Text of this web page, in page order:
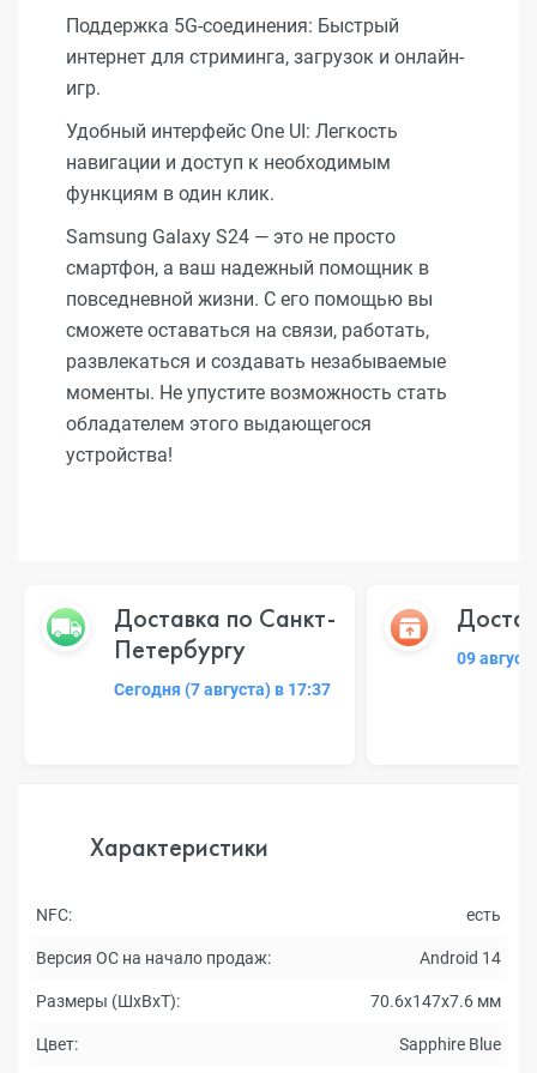
Поддержка 5G-соединения: Быстрый
интернет для стриминга, загрузок и онлайн-
игр.
Удобный интерфейс One UI: Легкость
навигации и доступ к необходимым
функциям в один клик.
Samsung Galaxy S24 — это не просто
смартфон, а ваш надежный помощник в
повседневной жизни. С его помощью вы
сможете оставаться на связи, работать,
развлекаться и создавать незабываемые
моменты. Не упустите возможность стать
обладателем этого выдающегося
устройства!
Доставка по Санкт-
Петербургу
Сегодня (7 августа) в 17:37
09
Характеристики
NFC: есть
Версия ОС на начало продаж: Android 14
Размеры (ШxВxТ): 70.6x147x7.6 мм
Цвет: Sapphire Blue